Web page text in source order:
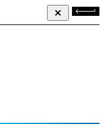
Zpět